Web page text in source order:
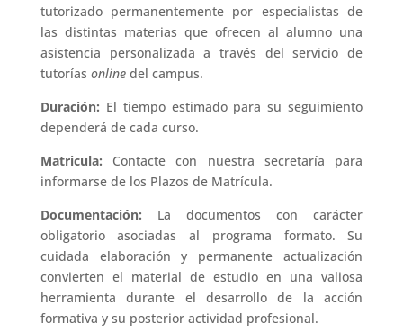
tutorizado permanentemente por especialistas de
las distintas materias que ofrecen al alumno una
asistencia personalizada a través del servicio de
tutorías onlinedel campus.
Duración: El tiempo estimado para su seguimiento
dependerá de cada curso.
Matricula: Contacte con nuestra secretaría para
informarse de los Plazos de Matrícula.
Documentación: La documentos con carácter
obligatorio asociadas al programa formato. Su
cuidada elaboración y permanente actualización
convierten el material de estudio en una valiosa
herramienta durante el desarrollo de la acción
formativa y su posterior actividad profesional.